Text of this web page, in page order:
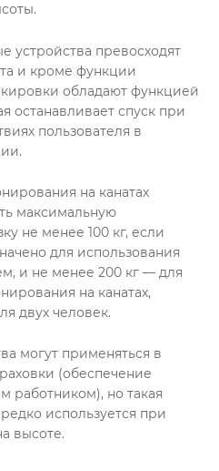
устройства превосходят
и кроме функции
обладают функцией
останавливает спуск при
пользователя в
на канатах
максимальную
не менее 100 кг, если
для использования
и не менее 200 кг — для
на канатах,
двух человек.
могут применяться в
(обеспечение
работником), но такая
используется при
высоте.